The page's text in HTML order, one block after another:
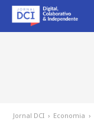
Jornal DCI › Economia ›